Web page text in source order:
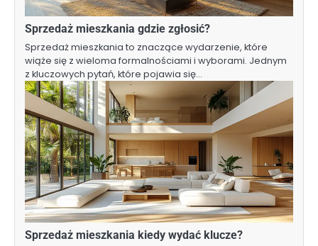
Sprzedaż mieszkania gdzie zgłosić?
Sprzedaż mieszkania to znaczące wydarzenie, które
wiąże się z wieloma formalnościami i wyborami. Jednym
z kluczowych pytań, które pojawia się…
Sprzedaż mieszkania kiedy wydać klucze?